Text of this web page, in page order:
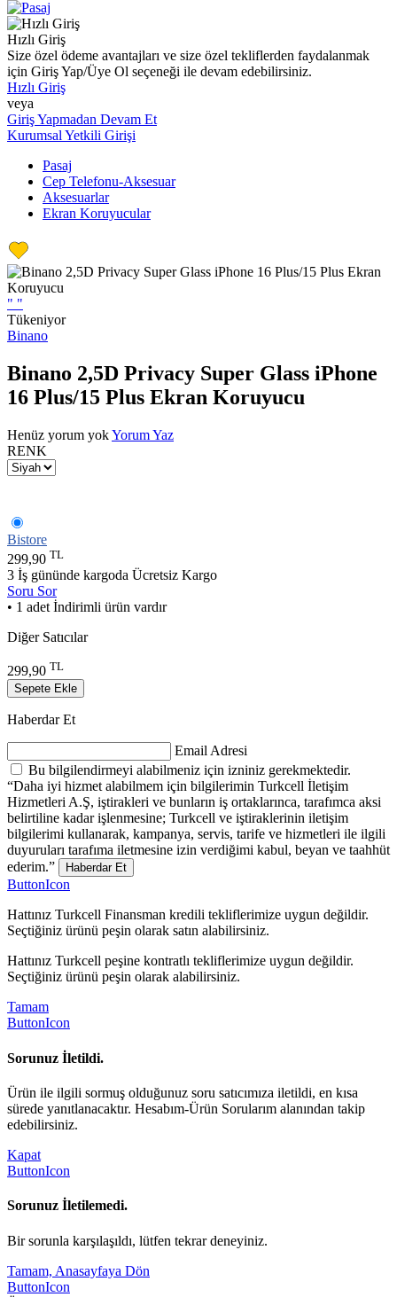
Hızlı Giriş
Size özel ödeme avantajları ve size özel tekliflerden faydalanmak
için Giriş Yap/Üye Ol seçeneği ile devam edebilirsiniz.
Hızlı Giriş
veya
Giriş Yapmadan Devam Et
Kurumsal Yetkili Girişi
Pasaj
Cep Telefonu-Aksesuar
Aksesuarlar
Ekran Koruyucular
" "
Tükeniyor
Binano
Binano 2,5D Privacy Super Glass iPhone
16 Plus/15 Plus Ekran Koruyucu
Henüz yorum yokYorum Yaz
RENK
Bistore
299,90 TL
3 İş gününde kargoda Ücretsiz Kargo
Soru Sor
• 1 adet İndirimli ürün vardır
Diğer Satıcılar
299,90 TL
Sepete Ekle
Haberdar Et
Email Adresi
Bu bilgilendirmeyi alabilmeniz için izniniz gerekmektedir.
“Daha iyi hizmet alabilmem için bilgilerimin Turkcell İletişim
Hizmetleri A.Ş, iştirakleri ve bunların iş ortaklarınca, tarafımca aksi
belirtiline kadar işlenmesine; Turkcell ve iştiraklerinin iletişim
bilgilerimi kullanarak, kampanya, servis, tarife ve hizmetleri ile ilgili
duyuruları tarafıma iletmesine izin verdiğimi kabul, beyan ve taahhüt
ederim.”
Haberdar Et
ButtonIcon
Hattınız Turkcell Finansman kredili tekliflerimize uygun değildir.
Seçtiğiniz ürünü peşin olarak satın alabilirsiniz.
Hattınız Turkcell peşine kontratlı tekliflerimize uygun değildir.
Seçtiğiniz ürünü peşin olarak alabilirsiniz.
Tamam
ButtonIcon
Sorunuz İletildi.
Ürün ile ilgili sormuş olduğunuz soru satıcımıza iletildi, en kısa
sürede yanıtlanacaktır. Hesabım-Ürün Sorularım alanından takip
edebilirsiniz.
Kapat
ButtonIcon
Sorunuz İletilemedi.
Bir sorunla karşılaşıldı, lütfen tekrar deneyiniz.
Tamam, Anasayfaya Dön
ButtonIcon